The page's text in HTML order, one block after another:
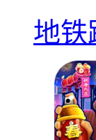
地铁